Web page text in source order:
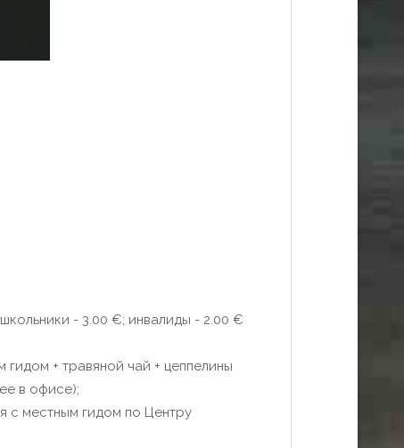
- 3.00 €; инвалиды - 2.00 €
+ травяной чай + цеппелины
в офисе);
с местным гидом по Центру